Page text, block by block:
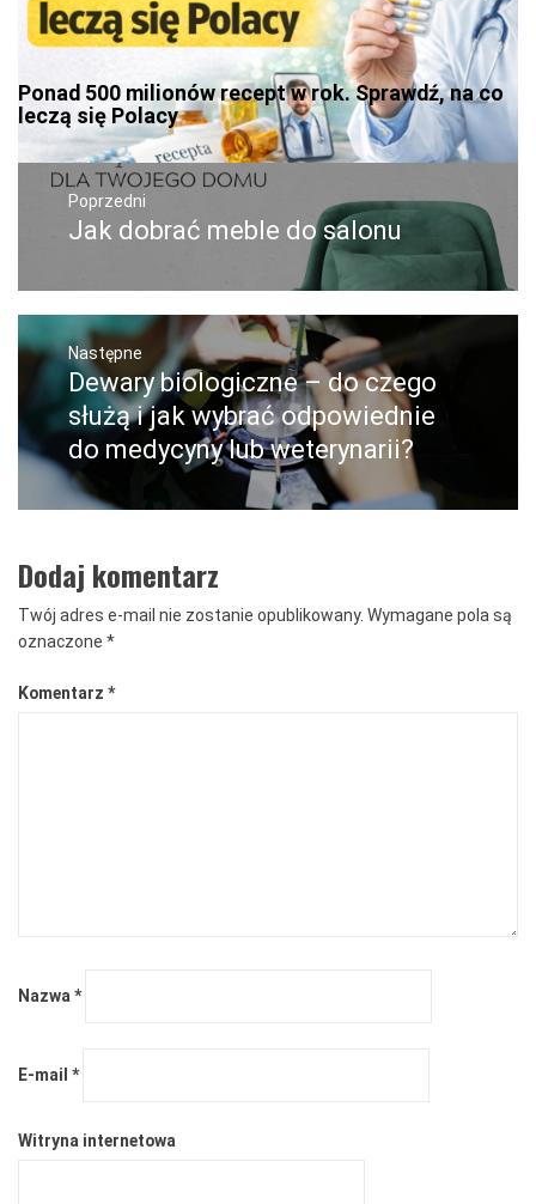
Ponad 500 milionów recept w rok. Sprawdź, na co
leczą się Polacy
Nawigacja
wpisuPoprzedni
Poprzedni
Jak dobrać meble do salonu
Następne
Następny
post:
Dewary biologiczne – do czego
służą i jak wybrać odpowiednie
do medycyny lub weterynarii?
Dodaj komentarz
Twój adres e-mail nie zostanie opublikowany. Wymagane pola są
oznaczone *
Komentarz *
Nazwa *
E-mail *
Witryna internetowa